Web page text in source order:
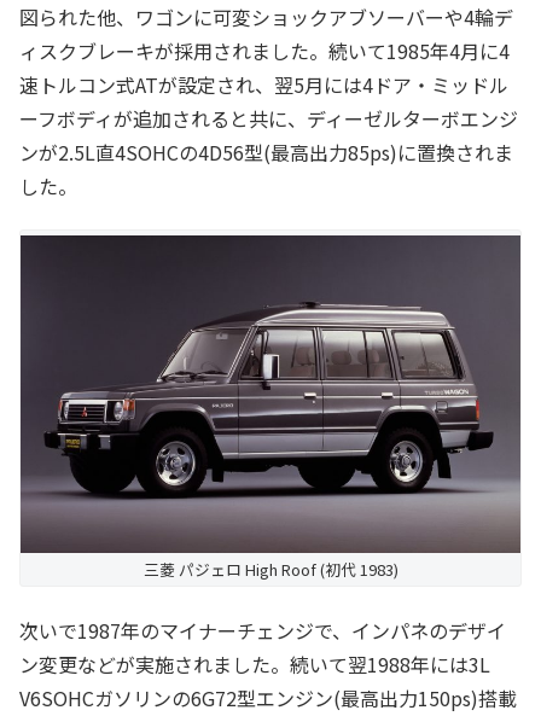
図られた他、ワゴンに可変ショックアブソーバーや4輪デ
ィスクブレーキが採用されました。続いて1985年4月に4
速トルコン式ATが設定され、翌5月には4ドア・ミッドル
ーフボディが追加されると共に、ディーゼルターボエンジ
ンが2.5L直4SOHCの4D56型(最高出力85ps)に置換されま
した。
三菱 パジェロ High Roof (初代 1983)
次いで1987年のマイナーチェンジで、インパネのデザイ
ン変更などが実施されました。続いて翌1988年には3L
V6SOHCガソリンの6G72型エンジン(最高出力150ps)搭載